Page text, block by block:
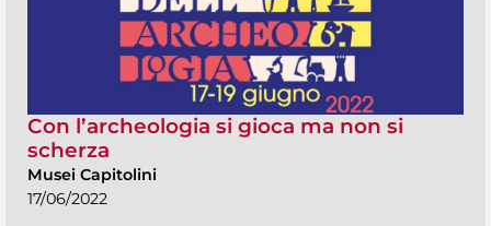
Con l’archeologia si gioca ma non si
scherza
Musei Capitolini
17/06/2022